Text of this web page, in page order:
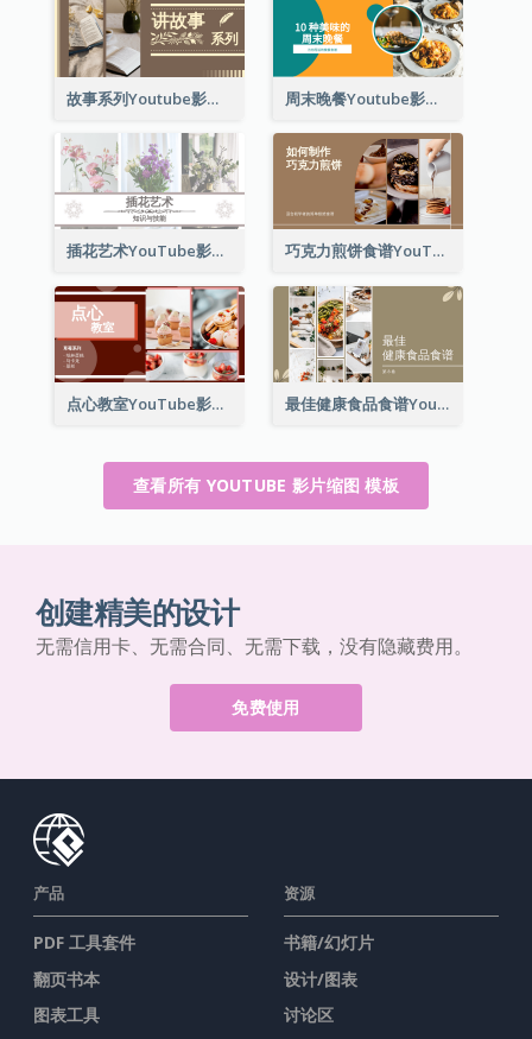
故事系列Youtube影片缩图 周末晚餐Youtube影片缩图
插花艺术YouTube影片缩图 巧克力煎饼食谱YouTube影片缩图
点心教室YouTube影片缩图 最佳健康食品食谱YouTube影片缩图
查看所有 YOUTUBE 影片缩图 模板
创建精美的设计
无需信用卡、无需合同、无需下载，没有隐藏费用。
免费使用
产品
PDF 工具套件
翻页书本
图表工具
资源
书籍/幻灯片
设计/图表
讨论区